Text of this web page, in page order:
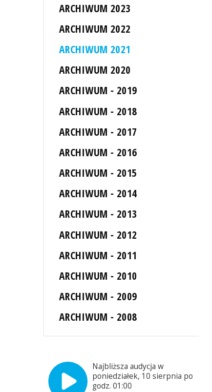
ARCHIWUM 2023
ARCHIWUM 2022
ARCHIWUM 2021
ARCHIWUM 2020
ARCHIWUM - 2019
ARCHIWUM - 2018
ARCHIWUM - 2017
ARCHIWUM - 2016
ARCHIWUM - 2015
ARCHIWUM - 2014
ARCHIWUM - 2013
ARCHIWUM - 2012
ARCHIWUM - 2011
ARCHIWUM - 2010
ARCHIWUM - 2009
ARCHIWUM - 2008
Najbliższa audycja w
poniedziałek, 10 sierpnia po
godz. 01:00